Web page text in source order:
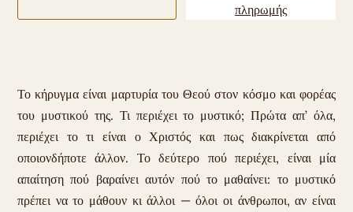
πληρωμής
Το κήρυγμα είναι μαρτυρία του Θεού στον κόσμο και φορέας
του μυστικού της. Τι περιέχει το μυστικό; Πρώτα απ’ όλα,
περιέχει το τι είναι ο Χριστός και πως διακρίνεται από
οποιονδήποτε άλλον. Το δεύτερο πού περιέχει, είναι μία
απαίτηση πού βαραίνει αυτόν πού το μαθαίνει: το μυστικό
πρέπει να το μάθουν κι άλλοι — όλοι οι άνθρωποι, αν είναι